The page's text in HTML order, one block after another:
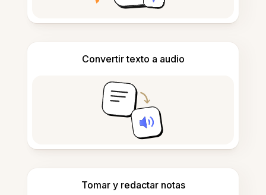
Convertir texto a audio
Tomar y redactar notas